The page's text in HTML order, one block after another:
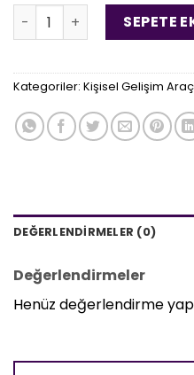
Doğal İnci Kabuğu adet
SEPETE
Kategoriler: Kişisel Gelişim
DEĞERLENDIRMELER (0)
Değerlendirmeler
Henüz değerlendirme